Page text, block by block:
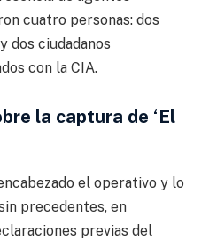
cuatro personas: dos
dos ciudadanos
con la CIA.
la captura de ‘El
el operativo y lo
precedentes, en
previas del